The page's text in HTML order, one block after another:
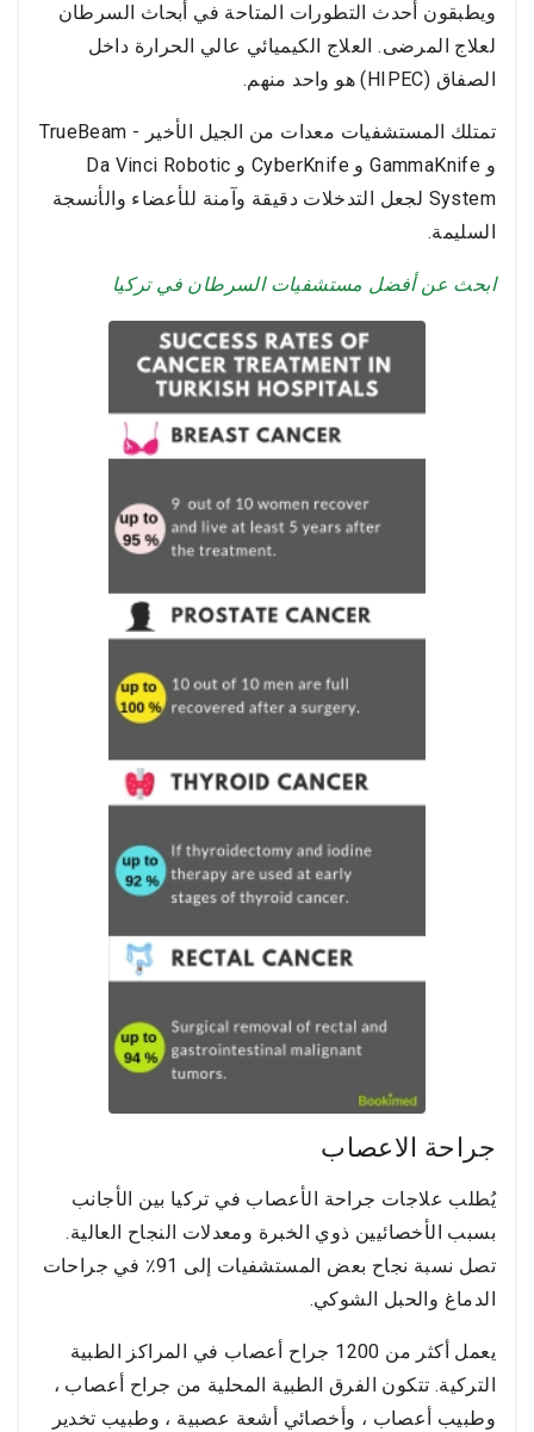
ويطبقون أحدث التطورات المتاحة في أبحاث السرطان
لعلاج المرضى. العلاج الكيميائي عالي الحرارة داخل
الصفاق (HIPEC) هو واحد منهم.
تمتلك المستشفيات معدات من الجيل الأخير - TrueBeam
و GammaKnife و CyberKnife و Da Vinci Robotic
System لجعل التدخلات دقيقة وآمنة للأعضاء والأنسجة
السليمة.
ابحث عن أفضل مستشفيات السرطان في تركيا
جراحة الاعصاب
يُطلب علاجات جراحة الأعصاب في تركيا بين الأجانب
بسبب الأخصائيين ذوي الخبرة ومعدلات النجاح العالية.
تصل نسبة نجاح بعض المستشفيات إلى 91٪ في جراحات
الدماغ والحبل الشوكي.
يعمل أكثر من 1200 جراح أعصاب في المراكز الطبية
التركية. تتكون الفرق الطبية المحلية من جراح أعصاب ،
وطبيب أعصاب ، وأخصائي أشعة عصبية ، وطبيب تخدير